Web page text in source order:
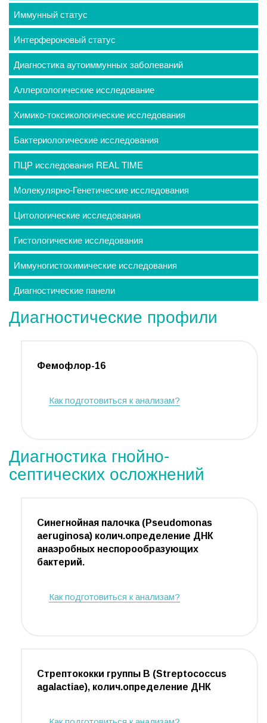
Иммунный статус
Интерфероновый статус
Диагностика аутоиммунных заболеваний
Аллергологические исследование
Химико-токсикологические исследования
Бактериологические исследования
ПЦР исследования REAL TIME
Молекулярно-Генетические исследования
Цитологические исследования
Гистологические исследования
Иммуногистохимические исследования
Диагностические панели
Диагностические профили
Фемофлор-16
Как подготовиться к анализам?
Диагностика гнойно-
септических осложнений
Синегнойная палочка (Pseudomonas
aeruginosa) колич.определение ДНК
анаэробных неспорообразующих
бактерий.
Как подготовиться к анализам?
Стрептококки группы В (Streptococcus
agalactiae), колич.определение ДНК